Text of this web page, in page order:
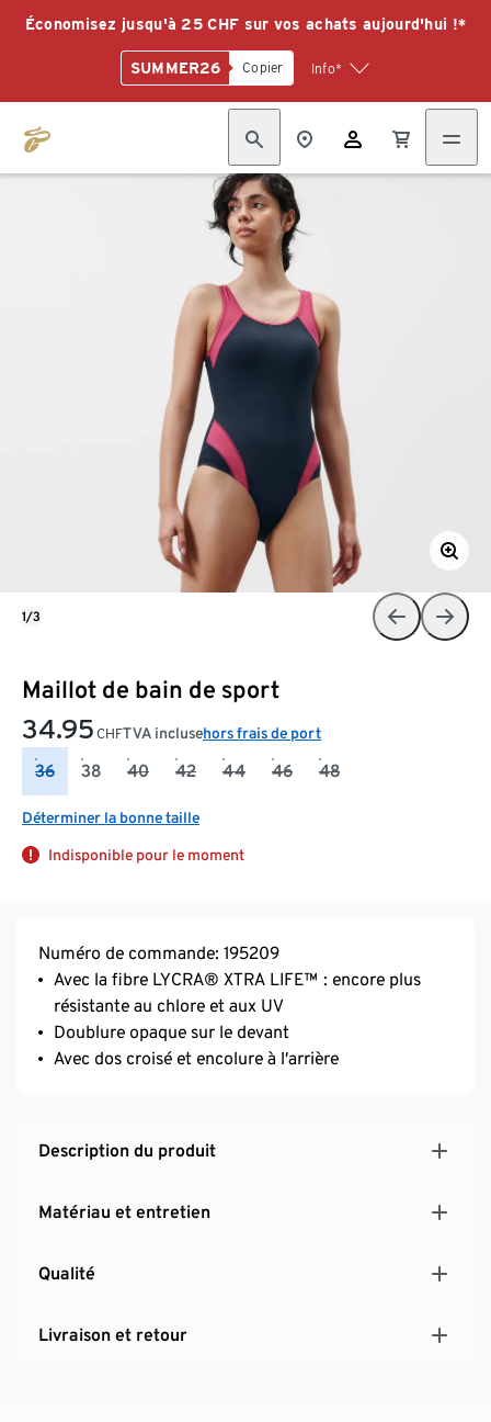
Économisez jusqu'à 25 CHF sur vos achats aujourd'hui !*
SUMMER26 Copier Info*
Maillot de bain de sport
34.95 CHFTVA inclusehors frais de port
36 38 40 42 44 46 48
Déterminer la bonne taille
Indisponible pour le moment
1/3
Numéro de commande: 195209
Avec la fibre LYCRA® XTRA LIFE™ : encore plus
résistante au chlore et aux UV
Doublure opaque sur le devant
Avec dos croisé et encolure à l’arrière
Description du produit
Matériau et entretien
Qualité
Livraison et retour